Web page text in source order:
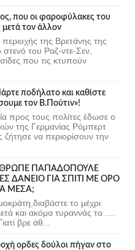
που οι φαροφύλακες του
μετά τον άλλον
της Βρετάνης της
στενό του Ραζ-ντε-Σεν,
που τις κτυπούν
ποδήλατο και καθίστε
τον Β.Πούτιν»!
προς τους πολίτες έδωσε ο
της Γερμανίας Ρόμπερτ
να περιορίσουν την
ΠΑΠΑΔΟΠΟΥΛΕ
ΔΑΝΕΙΟ ΓΙΑ ΣΠΙΤΙ ΜΕ ΟΡΟ
ΜΕΣΑ;
το μέχρι
και ακόμα τυραννάς τα ....
βρε άθ...
ορδες δούλοι πήγαν στο